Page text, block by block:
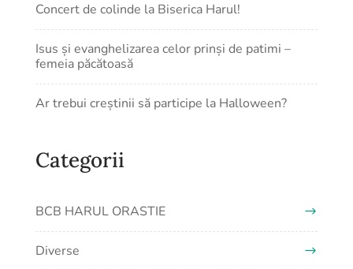
Concert de colinde la Biserica Harul!
Isus și evanghelizarea celor prinși de patimi –
femeia păcătoasă
Ar trebui creștinii să participe la Halloween?
Categorii
BCB HARUL ORASTIE
Diverse